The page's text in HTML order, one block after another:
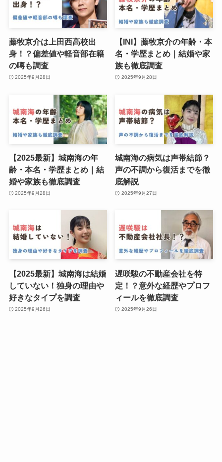
藤牧京介は上田西高校出
身！？偏差値や軽音部在籍
の噂も調査
2025年9月28日
【INI】藤牧京介の年齢・本
名・学歴まとめ｜結婚や家
族も徹底調査
2025年9月28日
【2025最新】城南海の年
齢・本名・学歴まとめ｜結
婚や家族も徹底調査
2025年9月28日
城南海の病気は声帯結節？
声の不調から復活までを徹
底解説
2025年9月27日
【2025最新】城南海は結婚
していない！独身の理由や
好きなタイプを調査
2025年9月26日
遅咲駿の不動産会社を特
定！？意外な経歴やプロフ
ィールを徹底調査
2025年9月26日